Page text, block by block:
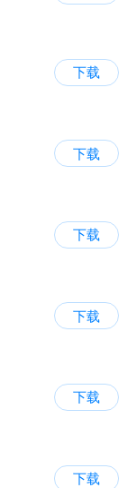
下载
下载
下载
下载
下载
下载